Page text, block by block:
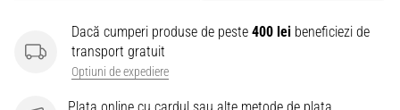
Dacă cumperi produse de peste 400 lei beneficiezi de
transport gratuit
Optiuni de expediere